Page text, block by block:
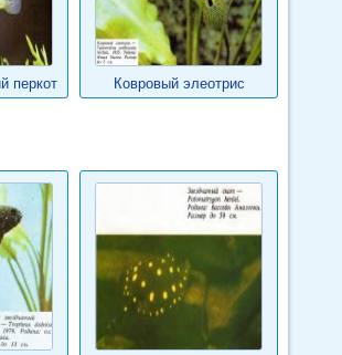
перкот Ковровый элеотрис